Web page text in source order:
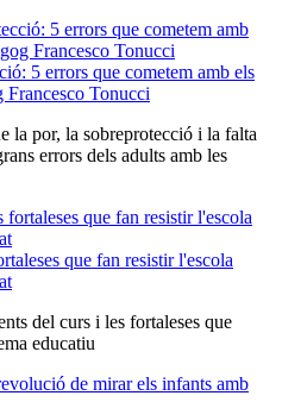
5 errors que cometem amb els
Francesco Tonucci
la por, la sobreprotecció i la falta
errors dels adults amb les
que fan resistir l'escola
del curs i les fortaleses que
educatiu